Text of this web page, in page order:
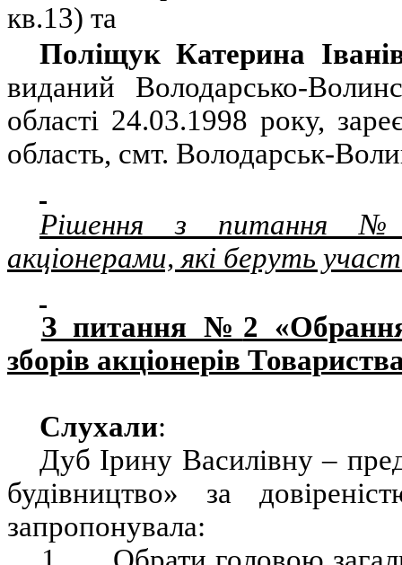
кв.13) та
Поліщук Катерина
виданий Володарсько-
області 24.03.1998 року,
область, смт. Володарськ-
Рішення з питання
акціонерами, які беруть
З питання № 2
зборів акціонерів
Слухали:
Дуб Ірину Василівну –
будівництво» за
запропонувала: